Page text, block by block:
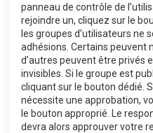
panneau de contrôle de
rejoindre un, cliquez sur le
les groupes d’utilisateurs ne
adhésions. Certains peuvent
d’autres peuvent être privés
invisibles. Si le groupe est
cliquant sur le bouton dédié.
nécessite une approbation,
le bouton approprié. Le
devra alors approuver votre